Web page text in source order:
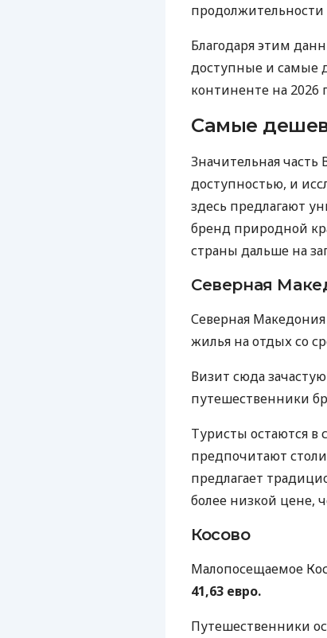
Благодаря этим
доступные и самые
континенте на 2026
Самые
Значительная часть
доступностью, и
здесь предлагают
бренд природной
страны дальше на
Северная
Северная
жилья на отдых со
Визит сюда
путешественники
Туристы остаются в
предпочитают
предлагает
более низкой цене,
Косово
Малопосещаемое
41,63 евро.
Путешественники